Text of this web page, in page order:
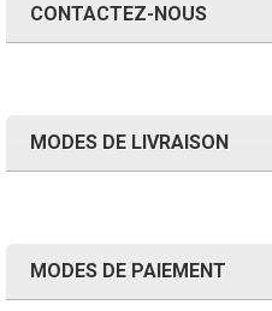
CONTACTEZ-NOUS
MODES DE LIVRAISON
MODES DE PAIEMENT